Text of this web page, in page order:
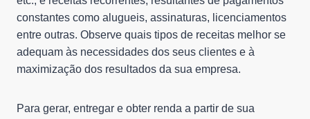
constantes como alugueis, assinaturas, licenciamentos
entre outras. Observe quais tipos de receitas melhor se
adequam às necessidades dos seus clientes e à
maximização dos resultados da sua empresa.
Para gerar, entregar e obter renda a partir de sua